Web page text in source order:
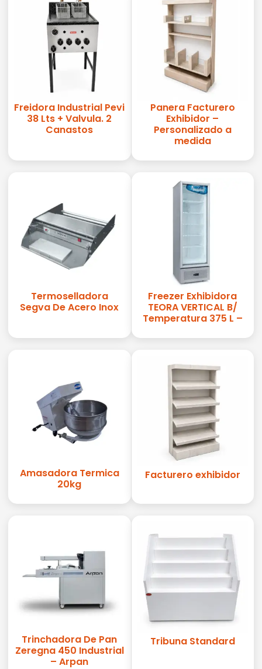
Freidora Industrial Pevi
38 Lts + Valvula. 2
Canastos
Panera Facturero
Exhibidor –
Personalizado a
medida
Termoselladora
Segva De Acero Inox
Freezer Exhibidora
TEORA VERTICAL B/
Temperatura 375 L –
Amasadora Termica
20kg
Facturero exhibidor
Trinchadora De Pan
Zeregna 450 Industrial
– Arpan
Tribuna Standard